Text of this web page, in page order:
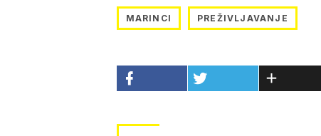
MARINCI PREŽIVLJAVANJE